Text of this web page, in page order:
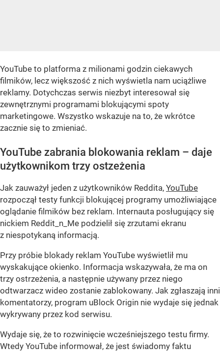
YouTube to platforma z milionami godzin ciekawych
filmików, lecz większość z nich wyświetla nam uciążliwe
reklamy. Dotychczas serwis niezbyt interesował się
zewnętrznymi programami blokującymi spoty
marketingowe. Wszystko wskazuje na to, że wkrótce
zacznie się to zmieniać.
YouTube zabrania blokowania reklam – daje
użytkownikom trzy ostzeżenia
Jak zauważył jeden z użytkowników Reddita, YouTube
rozpoczął testy funkcji blokującej programy umożliwiające
oglądanie filmików bez reklam. Internauta posługujący się
nickiem Reddit_n_Me podzielił się zrzutami ekranu
z niespotykaną informacją.
Przy próbie blokady reklam YouTube wyświetlił mu
wyskakujące okienko. Informacja wskazywała, że ma on
trzy ostrzeżenia, a następnie używany przez niego
odtwarzacz wideo zostanie zablokowany. Jak zgłaszają inni
komentatorzy, program uBlock Origin nie wydaje się jednak
wykrywany przez kod serwisu.
Wydaje się, że to rozwinięcie wcześniejszego testu firmy.
Wtedy YouTube informował, że jest świadomy faktu